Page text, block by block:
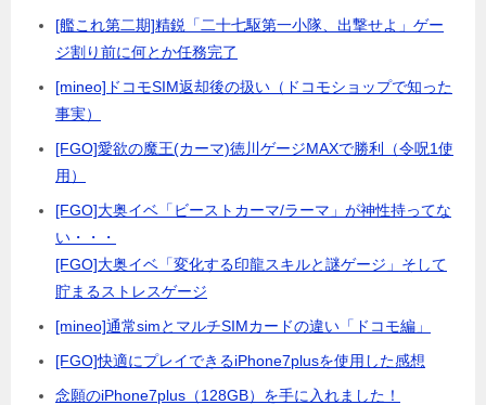
[艦これ第二期]精鋭「二十七駆第一小隊、出撃せよ」ゲー
ジ割り前に何とか任務完了
[mineo]ドコモSIM返却後の扱い（ドコモショップで知った
事実）
[FGO]愛欲の魔王(カーマ)徳川ゲージMAXで勝利（令呪1使
用）
[FGO]大奥イベ「ビーストカーマ/ラーマ」が神性持ってな
い・・・
[FGO]大奥イベ「変化する印龍スキルと謎ゲージ」そして
貯まるストレスゲージ
[mineo]通常simとマルチSIMカードの違い「ドコモ編」
[FGO]快適にプレイできるiPhone7plusを使用した感想
念願のiPhone7plus（128GB）を手に入れました！